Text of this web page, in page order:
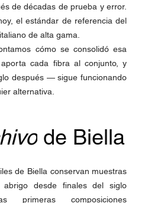
de décadas de prueba y error.
el estándar de referencia del
de alta gama.
cómo se consolidó esa
cada fibra al conjunto, y
después — sigue funcionando
alternativa.
de Biella
de Biella conservan muestras
desde finales del siglo
primeras composiciones